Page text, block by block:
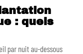
: quels
par nuit au-dessous